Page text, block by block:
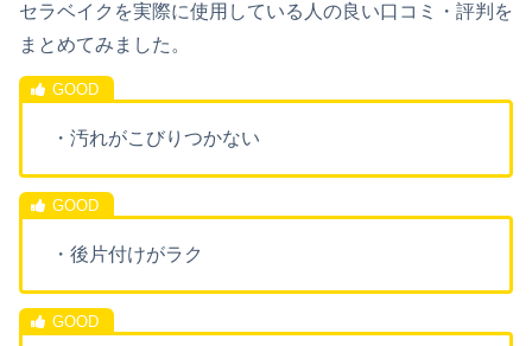
セラベイクを実際に使用している人の良い口コミ・評判を
まとめてみました。
・汚れがこびりつかない
・後片付けがラク